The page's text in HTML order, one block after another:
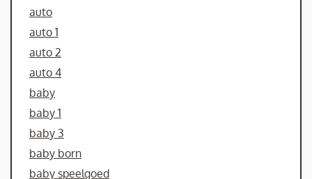
auto
auto 1
auto 2
auto 4
baby
baby 1
baby 3
baby born
baby speelgoed